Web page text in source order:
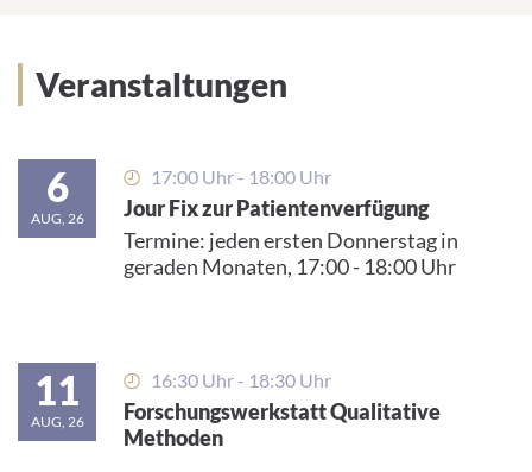
Veranstaltungen
6
AUG, 26
17:00 Uhr - 18:00 Uhr
Jour Fix zur Patientenverfügung
Termine: jeden ersten Donnerstag in
geraden Monaten, 17:00 - 18:00 Uhr
11
AUG, 26
16:30 Uhr - 18:30 Uhr
Forschungswerkstatt Qualitative
Methoden